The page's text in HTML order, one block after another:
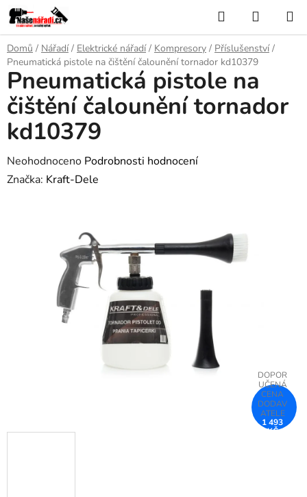
Přejít
na
obsah
Hledat
KOŠÍK
Domů / Nářadí / Elektrické nářadí / Kompresory / Příslušenství /
Pneumatická pistole na čištění čalounění tornador kd10379
Pneumatická pistole na
čištění čalounění tornador
kd10379
Průměrné
hodnocení
Neohodnoceno Podrobnosti hodnocení
Značka: Kraft-Dele
1 493
KČ